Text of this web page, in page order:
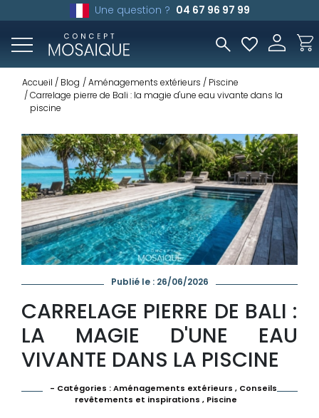
Une question ? 04 67 96 97 99
Accueil Blog Aménagements extérieurs
Piscine
Carrelage pierre de Bali : la magie d'une eau vivante dans la
piscine
Publié le : 26/06/2026
CARRELAGE PIERRE DE BALI :
LA MAGIE D'UNE EAU
VIVANTE DANS LA PISCINE
- Catégories :Aménagements extérieurs , Conseils
revêtements et inspirations , Piscine